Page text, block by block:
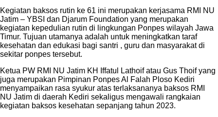
Kegiatan baksos rutin ke 61 ini merupakan kerjasama RMI NU
Jatim – YBSI dan Djarum Foundation yang merupakan
kegiatan kepedulian rutin di lingkungan Ponpes wilayah Jawa
Timur. Tujuan utamanya adalah untuk meningkatkan taraf
kesehatan dan edukasi bagi santri , guru dan masyarakat di
sekitar ponpes tersebut.
Ketua PW RMI NU Jatim KH Iffatul Lathoif atau Gus Thoif yang
juga merupakan Pimpinan Ponpes Al Falah Ploso Kediri
menyampaikan rasa syukur atas terlaksananya baksos RMI
NU Jatim di daerah Kediri sekaligus mengawali rangkaian
kegiatan baksos kesehatan sepanjang tahun 2023.